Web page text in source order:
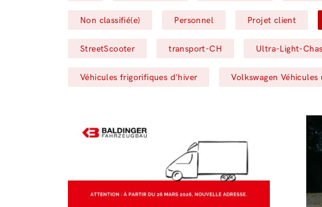
Filter by
Non classifié(e) Filter by
Personnel Filter by
Projet client
Filter by
StreetScooter Filter by
transport-CH Filter by
Ultra-Light-
Filter by
Véhicules frigorifiques d'hiver Filter by
Volkswagen